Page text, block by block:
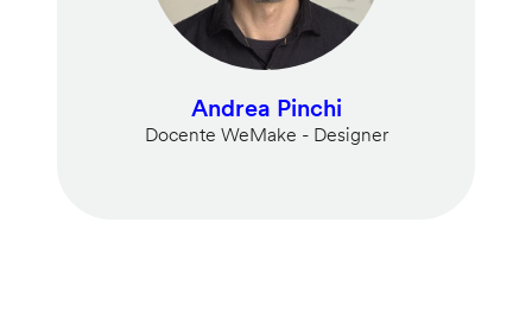
Andrea Pinchi
Docente WeMake - Designer